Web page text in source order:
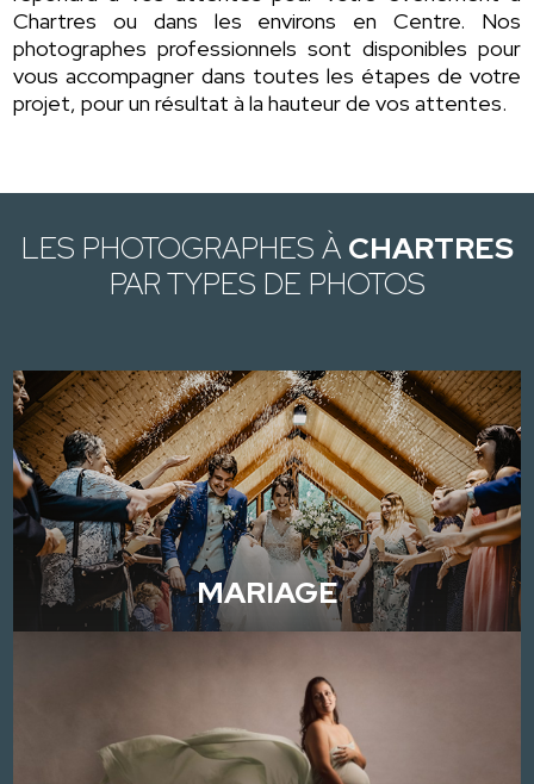
Chartres ou dans les environs en Centre. Nos
photographes professionnels sont disponibles pour
vous accompagner dans toutes les étapes de votre
projet, pour un résultat à la hauteur de vos attentes.
LES PHOTOGRAPHES À CHARTRES
PAR TYPES DE PHOTOS
MARIAGE